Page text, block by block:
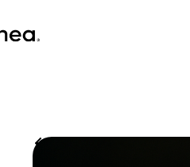
Volver a Historias